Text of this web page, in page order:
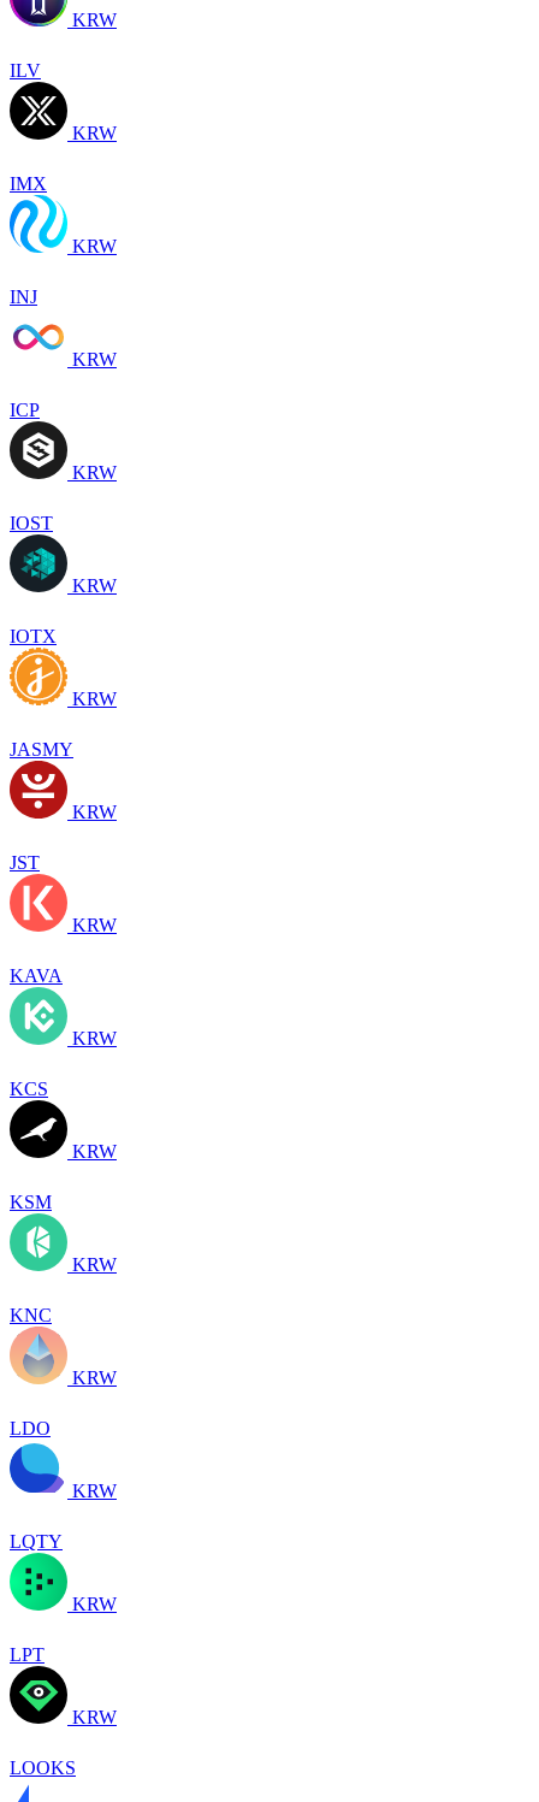
KRW
ILV
KRW
IMX
KRW
INJ
KRW
ICP
KRW
IOST
KRW
IOTX
KRW
JASMY
KRW
JST
KRW
KAVA
KRW
KCS
KRW
KSM
KRW
KNC
KRW
LDO
KRW
LQTY
KRW
LPT
KRW
LOOKS